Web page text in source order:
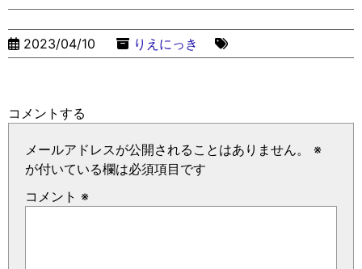
2023/04/10 りえにっき
コメントする
メールアドレスが公開されることはありません。
※
が付いている欄は必須項目です
コメント ※